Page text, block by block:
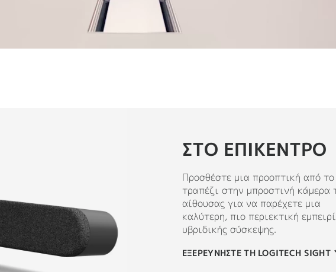
ΣΤΟ ΕΠΊΚΕΝΤΡΟ
Προσθέστε μια προοπτική από το
τραπέζι στην μπροστινή κάμερα
αίθουσας για να παρέχετε μια
καλύτερη, πιο περιεκτική
υβριδικής σύσκεψης.
ΕΞΕΡΕΥΝΗΣΤΕ ΤΗ LOGITECH SIGHT